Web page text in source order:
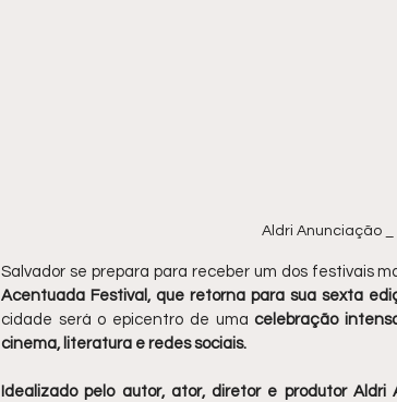
Aldri Anunciação
Salvador se prepara para receber um dos festivais
Acentuada Festival, que retorna para sua sexta
cidade será o epicentro de uma celebração
cinema, literatura e redes sociais.
Idealizado pelo autor, ator, diretor e produtor Aldri